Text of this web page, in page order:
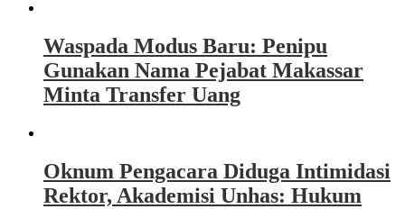
Waspada Modus Baru: Penipu
Gunakan Nama Pejabat Makassar
Minta Transfer Uang
Oknum Pengacara Diduga Intimidasi
Rektor, Akademisi Unhas: Hukum